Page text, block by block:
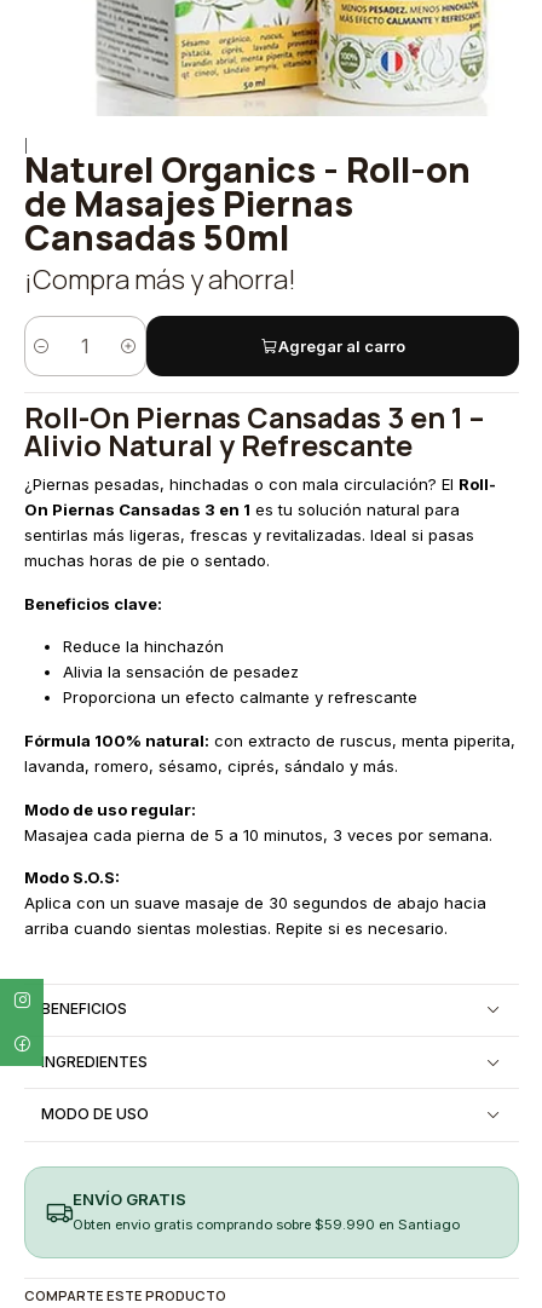
Naturel Organics - Roll-on
de Masajes Piernas
Cansadas 50ml
¡Compra más y ahorra!
Cantidad
Agregar al carro
Roll-On Piernas Cansadas 3 en 1 –
Alivio Natural y Refrescante
¿Piernas pesadas, hinchadas o con mala circulación? El Roll-
On Piernas Cansadas 3 en 1 es tu solución natural para
sentirlas más ligeras, frescas y revitalizadas. Ideal si pasas
muchas horas de pie o sentado.
Beneficios clave:
Reduce la hinchazón
Alivia la sensación de pesadez
Proporciona un efecto calmante y refrescante
Fórmula 100% natural: con extracto de ruscus, menta piperita,
lavanda, romero, sésamo, ciprés, sándalo y más.
Modo de uso regular:
Masajea cada pierna de 5 a 10 minutos, 3 veces por semana.
Modo S.O.S:
Aplica con un suave masaje de 30 segundos de abajo hacia
arriba cuando sientas molestias. Repite si es necesario.
BENEFICIOS
INGREDIENTES
MODO DE USO
ENVÍO GRATIS
Obten envio gratis comprando sobre $59.990 en Santiago
COMPARTE ESTE PRODUCTO